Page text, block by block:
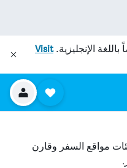
باللغة الإنجليزية.Visit
مواقع السفر وقارن